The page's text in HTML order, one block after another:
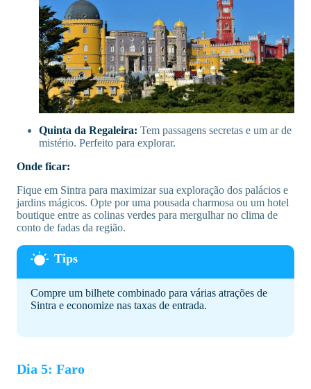
Quinta da Regaleira: Tem passagens secretas e um ar de
mistério. Perfeito para explorar.
Onde ficar:
Fique em Sintra para maximizar sua exploração dos palácios e
jardins mágicos. Opte por uma pousada charmosa ou um hotel
boutique entre as colinas verdes para mergulhar no clima de
conto de fadas da região.
Compre um bilhete combinado para várias atrações de
Sintra e economize nas taxas de entrada.
Dia 5: Faro